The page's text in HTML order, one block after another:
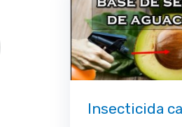
Insecticida